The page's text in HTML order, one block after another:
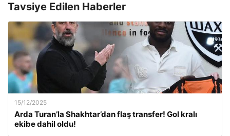
Tavsiye Edilen Haberler
15/12/2025
Arda Turan’la Shakhtar’dan flaş transfer! Gol kralı
ekibe dahil oldu!